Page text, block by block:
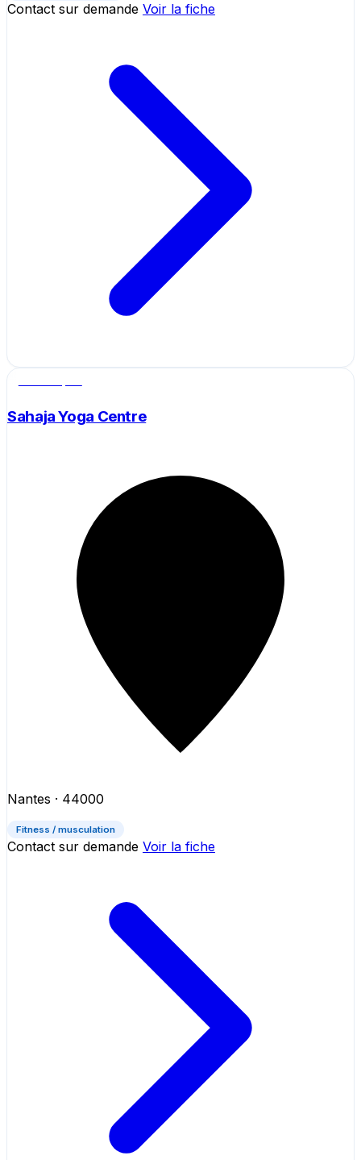
Contact sur demande Voir la fiche
Sahaja Yoga Centre
Nantes · 44000
Fitness / musculation
Contact sur demande Voir la fiche